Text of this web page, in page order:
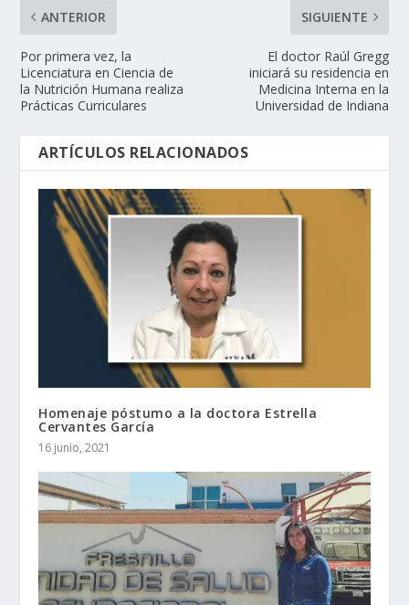
ANTERIOR
Por primera vez, la
Licenciatura en Ciencia de
la Nutrición Humana realiza
Prácticas Curriculares
SIGUIENTE
El doctor Raúl Gregg
iniciará su residencia en
Medicina Interna en la
Universidad de Indiana
ARTÍCULOS RELACIONADOS
Homenaje póstumo a la doctora Estrella
Cervantes García
16 junio, 2021